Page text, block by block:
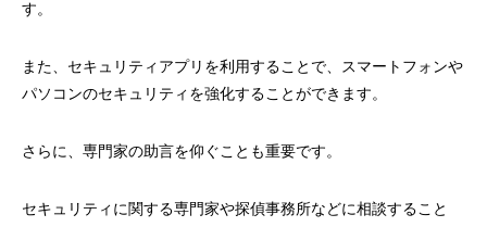
す。
また、セキュリティアプリを利用することで、スマートフォンや
パソコンのセキュリティを強化することができます。
さらに、専門家の助言を仰ぐことも重要です。
セキュリティに関する専門家や探偵事務所などに相談すること